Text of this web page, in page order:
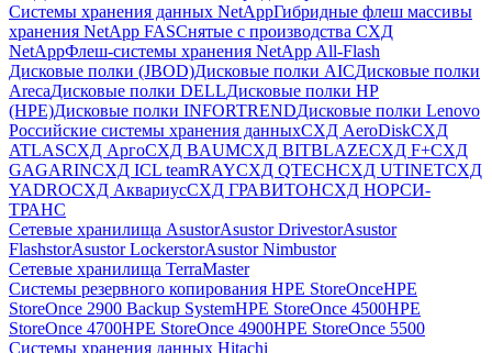
Cистемы хранения данных NetAppГибридные флеш массивы
хранения NetApp FASСнятые с производства СХД
NetAppФлеш-системы хранения NetApp All-Flash
Дисковые полки (JBOD)Дисковые полки AICДисковые полки
ArecaДисковые полки DELLДисковые полки HP
(HPE)Дисковые полки INFORTRENDДисковые полки Lenovo
Российские системы хранения данныхСХД AeroDiskСХД
ATLASСХД AргоСХД BAUMСХД BITBLAZEСХД F+СХД
GAGARINСХД ICL teamRAYСХД QTECHСХД UTINETСХД
YADROСХД АквариусСХД ГРАВИТОНСХД НОРСИ-
ТРАНС
Сетевые хранилища AsustorAsustor DrivestorAsustor
FlashstorAsustor LockerstorAsustor Nimbustor
Сетевые хранилища TerraMaster
Системы резервного копирования HPE StoreOnceHPE
StoreOnce 2900 Backup SystemHPE StoreOnce 4500HPE
StoreOnce 4700HPE StoreOnce 4900HPE StoreOnce 5500
Системы хранения данных Hitachi